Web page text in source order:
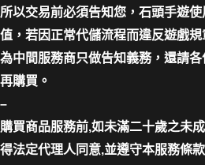
所以交易前必須告知您，石頭手遊
值，若因正常代儲流程而違反遊戲
為中間服務商只做告知義務，還請
再購買。
–
購買商品服務前,如未滿二十歲之未
得法定代理人同意,並遵守本服務條